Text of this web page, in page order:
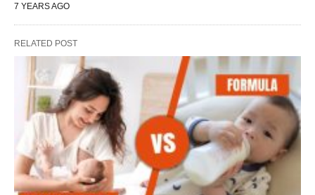
7 YEARS AGO
RELATED POST